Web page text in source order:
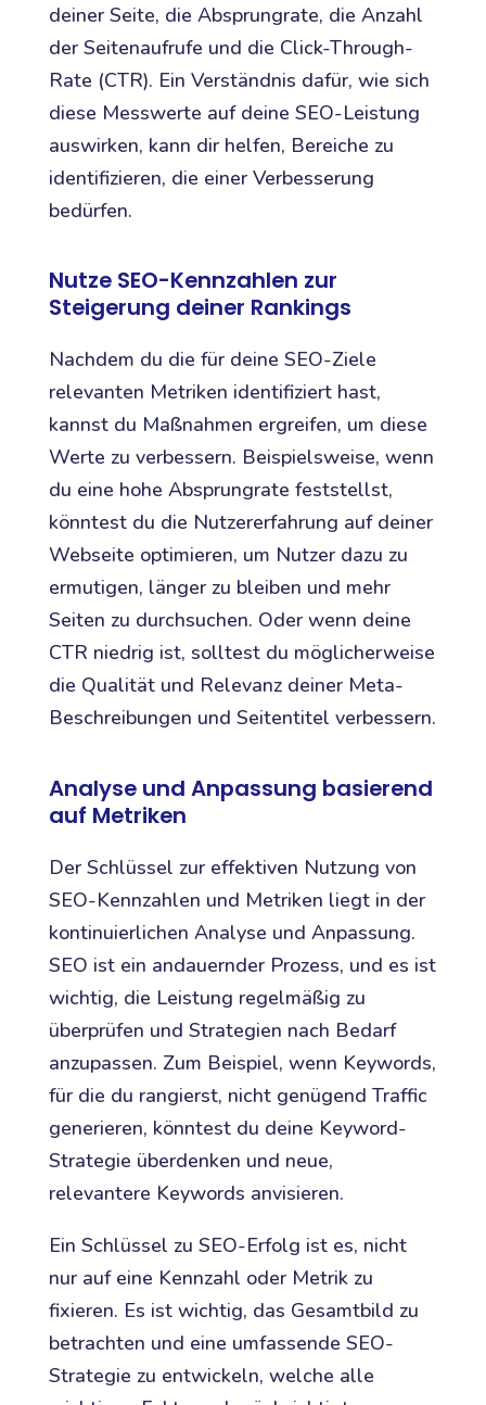
deiner Seite, die Absprungrate, die Anzahl
der Seitenaufrufe und die Click-Through-
Rate (CTR). Ein Verständnis dafür, wie sich
diese Messwerte auf deine SEO-Leistung
auswirken, kann dir helfen, Bereiche zu
identifizieren, die einer Verbesserung
bedürfen.
Nutze SEO-Kennzahlen zur
Steigerung deiner Rankings
Nachdem du die für deine SEO-Ziele
relevanten Metriken identifiziert hast,
kannst du Maßnahmen ergreifen, um diese
Werte zu verbessern. Beispielsweise, wenn
du eine hohe Absprungrate feststellst,
könntest du die Nutzererfahrung auf deiner
Webseite optimieren, um Nutzer dazu zu
ermutigen, länger zu bleiben und mehr
Seiten zu durchsuchen. Oder wenn deine
CTR niedrig ist, solltest du möglicherweise
die Qualität und Relevanz deiner Meta-
Beschreibungen und Seitentitel verbessern.
Analyse und Anpassung basierend
auf Metriken
Der Schlüssel zur effektiven Nutzung von
SEO-Kennzahlen und Metriken liegt in der
kontinuierlichen Analyse und Anpassung.
SEO ist ein andauernder Prozess, und es ist
wichtig, die Leistung regelmäßig zu
überprüfen und Strategien nach Bedarf
anzupassen. Zum Beispiel, wenn Keywords,
für die du rangierst, nicht genügend Traffic
generieren, könntest du deine Keyword-
Strategie überdenken und neue,
relevantere Keywords anvisieren.
Ein Schlüssel zu SEO-Erfolg ist es, nicht
nur auf eine Kennzahl oder Metrik zu
fixieren. Es ist wichtig, das Gesamtbild zu
betrachten und eine umfassende SEO-
Strategie zu entwickeln, welche alle